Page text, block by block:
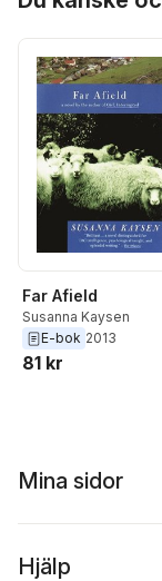
Far Afield
Susanna Kaysen
E-bok 2013
81 kr
Mina sidor
Hjälp